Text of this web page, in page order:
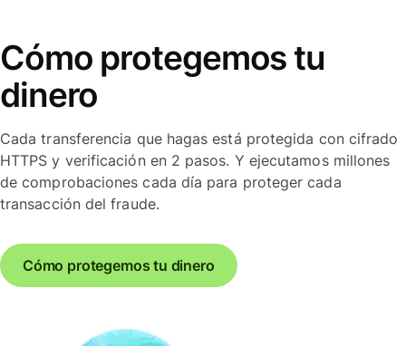
Cómo protegemos tu
dinero
Cada transferencia que hagas está protegida con cifrado
HTTPS y verificación en 2 pasos. Y ejecutamos millones
de comprobaciones cada día para proteger cada
transacción del fraude.
Cómo protegemos tu dinero